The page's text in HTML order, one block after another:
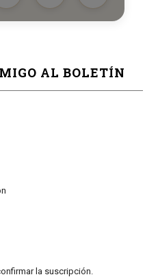
AL BOLETÍN
la suscripción.